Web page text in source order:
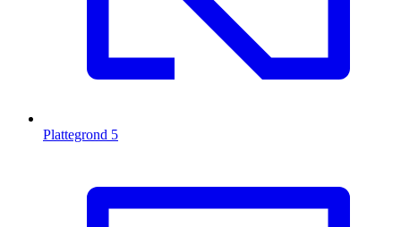
Plattegrond 5